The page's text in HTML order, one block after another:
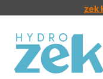
springen
zek